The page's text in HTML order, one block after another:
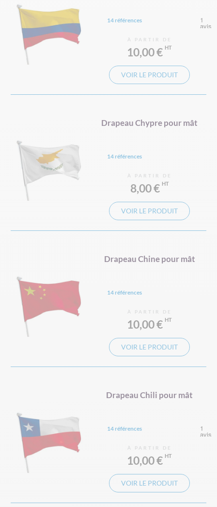
14 références
À PARTIR DE
10,00 €
VOIR LE PRODUIT
Drapeau Chypre pour mât
14 références
À PARTIR DE
8,00 €
VOIR LE PRODUIT
Drapeau Chine pour mât
14 références
À PARTIR DE
10,00 €
VOIR LE PRODUIT
Drapeau Chili pour mât
14 références
À PARTIR DE
10,00 €
VOIR LE PRODUIT